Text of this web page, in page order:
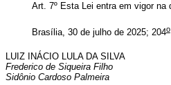
Art. 7º Esta Lei entra em vigor na
Brasília, 30 de julho de 2025; 204o
LUIZ INÁCIO LULA DA SILVA
Frederico de Siqueira Filho
Sidônio Cardoso Palmeira